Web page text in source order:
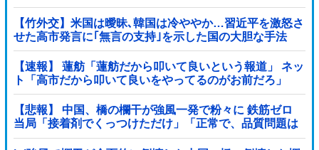
【竹外交】米国は曖昧､韓国は冷ややか…習近平を激怒さ
せた高市発言に｢無言の支持｣を示した国の大胆な手法
【速報】 蓮舫「蓮舫だから叩いて良いという報道」 ネッ
ト「高市だから叩いて良いをやってるのがお前だろ」
【悲報】 中国、橋の欄干が強風一発で粉々に 鉄筋ゼロ
当局「接着剤でくっつけただけ」「正常で、品質問題は
ない」